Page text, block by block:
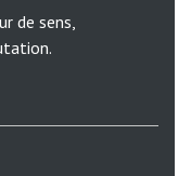
de sens,